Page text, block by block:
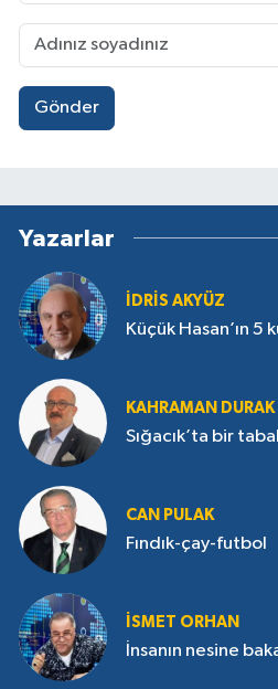
Gönder
Yazarlar
İDRIS AKYÜZ
Küçük Hasan’ın 5
KAHRAMAN DURAK
Sığacık’ta bir
CAN PULAK
Fındık-çay-futbol
İSMET ORHAN
İnsanın nesine